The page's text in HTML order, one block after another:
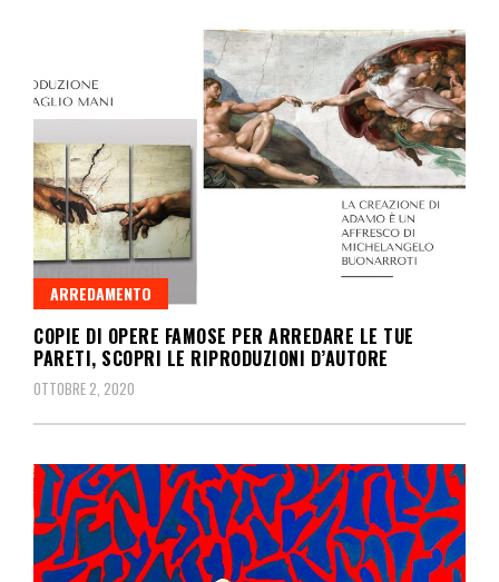
ARREDAMENTO
COPIE DI OPERE FAMOSE PER ARREDARE LE TUE
PARETI, SCOPRI LE RIPRODUZIONI D’AUTORE
OTTOBRE 2, 2020